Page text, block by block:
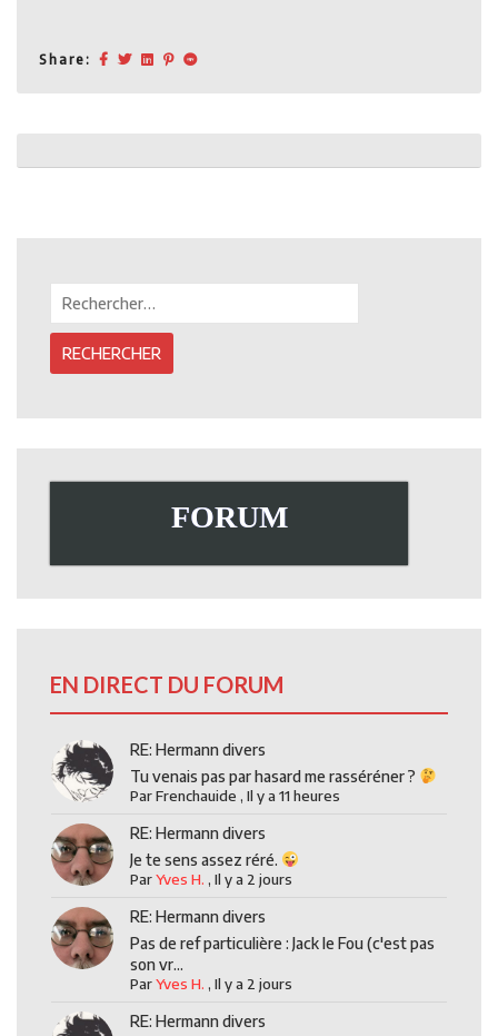
Share:
Post
FORUM
EN DIRECT DU FORUM
RE: Hermann divers
Tu venais pas par hasard me rasséréner ?
ParFrenchauide ,Il y a 11 heures
RE: Hermann divers
Je te sens assez réré.
ParYves H. ,Il y a 2 jours
RE: Hermann divers
Pas de ref particulière : Jack le Fou (c'est pas
son vr...
ParYves H. ,Il y a 2 jours
RE: Hermann divers